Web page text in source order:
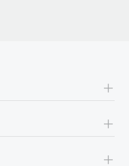
+
+
+